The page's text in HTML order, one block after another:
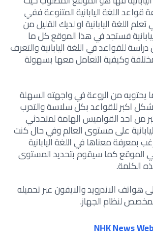
اللغة اليابانية المتنوعة ففي
اللغة اليابانية او لديك القليل من
فستجد في هذا الموقع كل ما
للقواعد في اللغة اليابانية والتعرف
وكيفية التعامل معها بسهولة
يحتويه من الروعة في واجهته السهلة
اكبر للقواعد بكل سلاسة والتدرب
من احد القواميس الهامة لمتحدثي
على مستوى العالم وفي حال كنت
بمعرفة معناها في اللغة اليابانية
الموقع كما سيقوم بتحديد المستوى
الكلمة.
هواتف الاندرويد والايفون عبر تحميله
لنظام الجهاز.
NHK News